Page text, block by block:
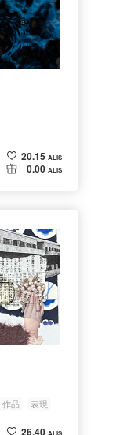
20.15 ALIS
0.00 ALIS
作品 表現
26.40 ALIS